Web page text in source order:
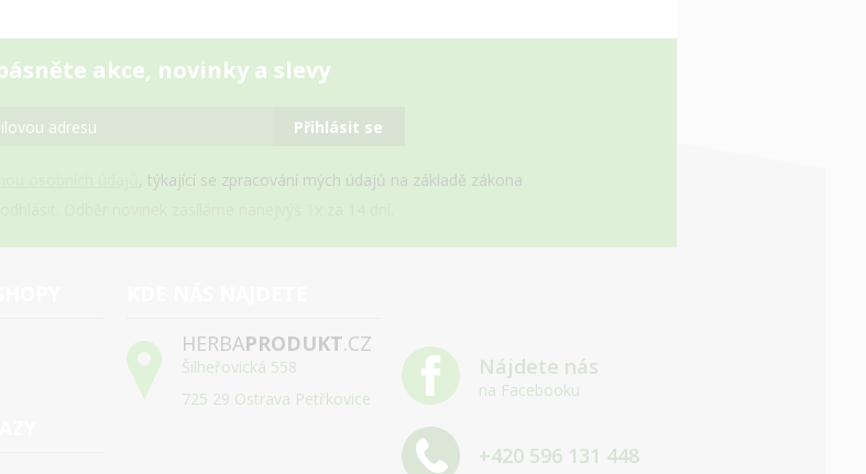
akce, novinky a slevy
Přihlásit se
, týkající se zpracování mých údajů na základě zákona
HERBAPRODUKT.CZ
Šilheřovická 558
725 29 Ostrava Petřkovice
Nájdete nás
na Facebooku
+420 596 131 448